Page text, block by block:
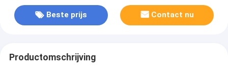
Beste prijs Contact nu
Productomschrijving